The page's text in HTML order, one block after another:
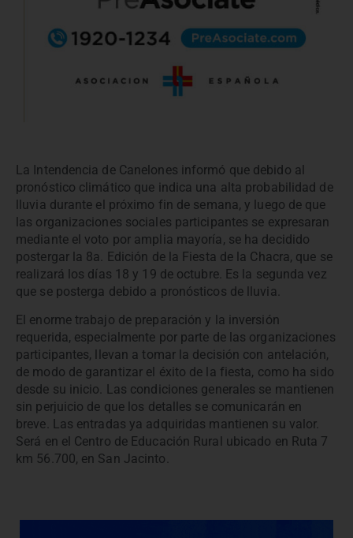
La Intendencia de Canelones informó que debido al
pronóstico climático que indica una alta probabilidad de
lluvia durante el próximo fin de semana, y luego de que
las organizaciones sociales participantes se expresaran
mediante el voto por amplia mayoría, se ha decidido
postergar la 8a. Edición de la Fiesta de la Chacra, que se
realizará los días 18 y 19 de octubre. Es la segunda vez
que se posterga debido a pronósticos de lluvia.
El enorme trabajo de preparación y la inversión
requerida, especialmente por parte de las organizaciones
participantes, llevan a tomar la decisión con antelación,
de modo de garantizar el éxito de la fiesta, como ha sido
desde su inicio. Las condiciones generales se mantienen
sin perjuicio de que los detalles se comunicarán en
breve. Las entradas ya adquiridas mantienen su valor.
Será en el Centro de Educación Rural ubicado en Ruta 7
km 56.700, en San Jacinto.